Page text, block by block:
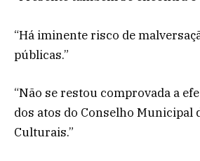
“Há iminente risco de
públicas.”
“Não se restou comprovada a
dos atos do Conselho Municipal
Culturais.”